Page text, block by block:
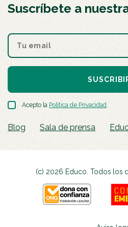
Suscríbete a
Acepto la Política de Privacidad
Blog Sala de prensa
(c) 2026 Educo. Todos los